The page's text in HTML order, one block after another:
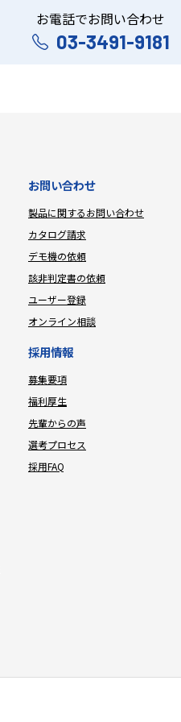
お電話でお問い合わせ
03-3491-9181
お問い合わせ
製品に関するお問い合わせ
カタログ請求
デモ機の依頼
該非判定書の依頼
ユーザー登録
オンライン相談
採用情報
募集要項
福利厚生
先輩からの声
選考プロセス
採用FAQ